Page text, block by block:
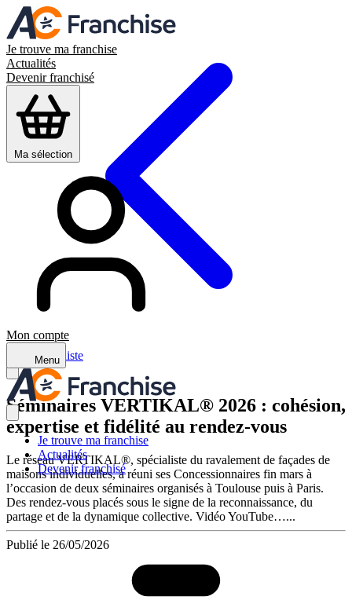
Je trouve ma franchise
Actualités
Devenir franchisé
Ma sélection
Mon compte
Menu
Je trouve ma franchise
Actualités
Devenir franchisé
Retour à la liste
Séminaires VERTIKAL® 2026 : cohésion,
expertise et fidélité au rendez-vous
Le réseau VERTIKAL®, spécialiste du ravalement de façades de
maisons individuelles, a réuni ses Concessionnaires fin mars à
l’occasion de deux séminaires organisés à Toulouse puis à Paris.
Des rendez-vous placés sous le signe de la reconnaissance, du
partage et de la dynamique collective. Vidéo YouTube…...
Publié le 26/05/2026